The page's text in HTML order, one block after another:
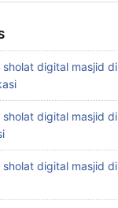
sholat digital masjid di
sholat digital masjid di
sholat digital masjid di